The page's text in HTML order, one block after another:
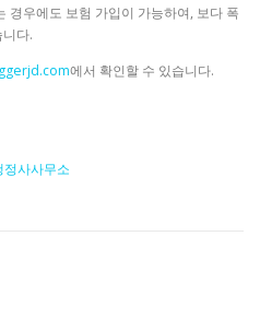
경우에도 보험 가입이 가능하여, 보다 폭
다.
에서 확인할 수 있습니다.